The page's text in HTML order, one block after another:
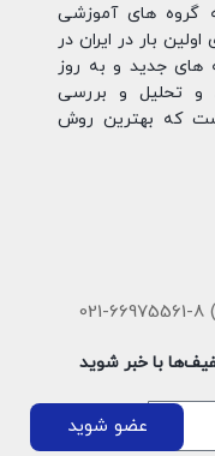
کلیه گروه های آموزشی
بار در ایران در
های جدید و به روز
و تحلیل و بررسی
که بهترین روش
با خبر شوید
عضو شوید